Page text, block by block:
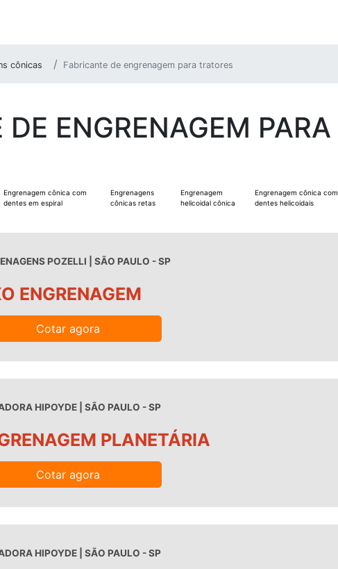
cônicas Fabricante de engrenagem para tratores
DE ENGRENAGEM PARA
Engrenagem cônica com
dentes em espiral
Engrenagens
cônicas retas
Engrenagem
helicoidal cônica
Engrenagem cônica com
dentes helicoidais
POZELLI | SÃO PAULO - SP
ENGRENAGEM
Cotar agora
HIPOYDE | SÃO PAULO - SP
PLANETÁRIA
Cotar agora
HIPOYDE | SÃO PAULO - SP